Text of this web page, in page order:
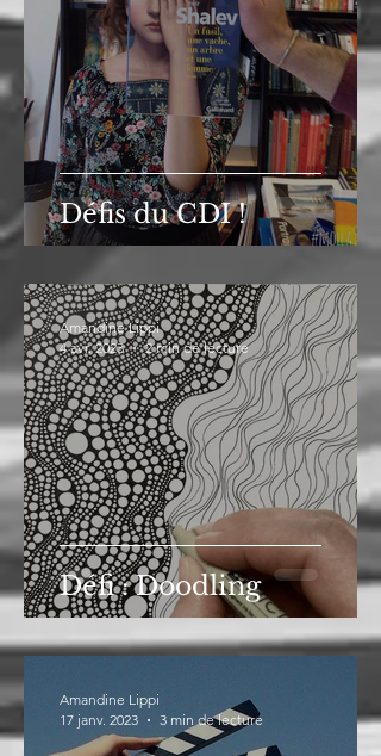
Défis du CDI !
Défi : Doodling
Amandine Lippi
4 avr. 2023
2 min de lecture
Amandine Lippi
17 janv. 2023
3 min de lecture